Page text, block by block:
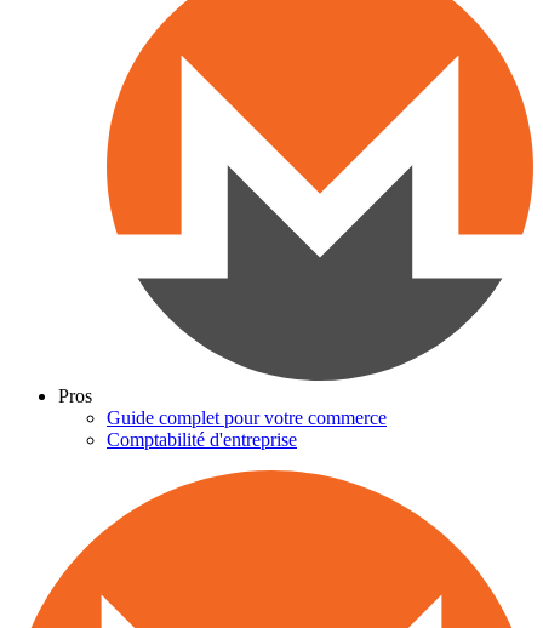
Pros
Guide complet pour votre commerce
Comptabilité d'entreprise